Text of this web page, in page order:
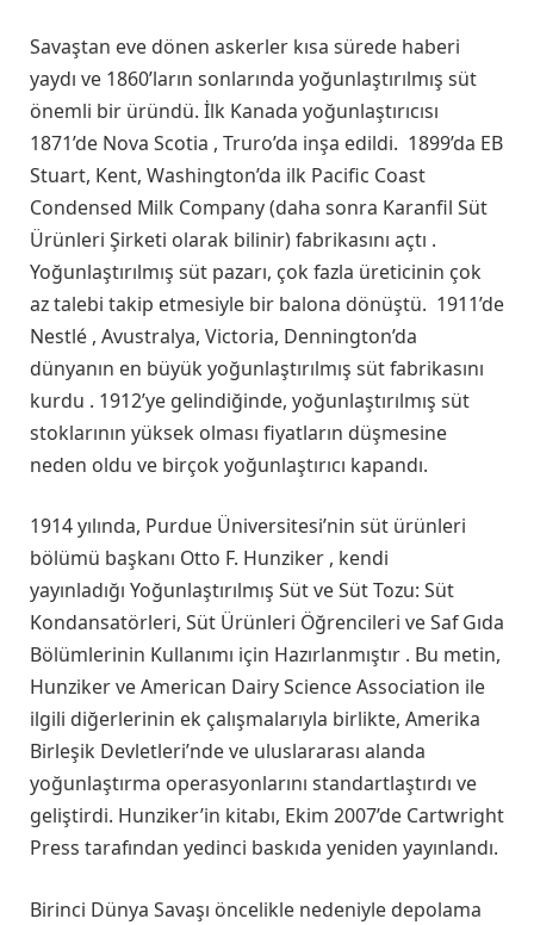
Savaştan eve dönen askerler kısa sürede haberi
yaydı ve 1860’ların sonlarında yoğunlaştırılmış süt
önemli bir üründü. İlk Kanada yoğunlaştırıcısı
1871’de Nova Scotia , Truro’da inşa edildi. 1899’da EB
Stuart, Kent, Washington’da ilk Pacific Coast
Condensed Milk Company (daha sonra Karanfil Süt
Ürünleri Şirketi olarak bilinir) fabrikasını açtı .
Yoğunlaştırılmış süt pazarı, çok fazla üreticinin çok
az talebi takip etmesiyle bir balona dönüştü. 1911’de
Nestlé , Avustralya, Victoria, Dennington’da
dünyanın en büyük yoğunlaştırılmış süt fabrikasını
kurdu . 1912’ye gelindiğinde, yoğunlaştırılmış süt
stoklarının yüksek olması fiyatların düşmesine
neden oldu ve birçok yoğunlaştırıcı kapandı.
1914 yılında, Purdue Üniversitesi’nin süt ürünleri
bölümü başkanı Otto F. Hunziker , kendi
yayınladığı Yoğunlaştırılmış Süt ve Süt Tozu: Süt
Kondansatörleri, Süt Ürünleri Öğrencileri ve Saf Gıda
Bölümlerinin Kullanımı için Hazırlanmıştır . Bu metin,
Hunziker ve American Dairy Science Association ile
ilgili diğerlerinin ek çalışmalarıyla birlikte, Amerika
Birleşik Devletleri’nde ve uluslararası alanda
yoğunlaştırma operasyonlarını standartlaştırdı ve
geliştirdi. Hunziker’in kitabı, Ekim 2007’de Cartwright
Press tarafından yedinci baskıda yeniden yayınlandı.
Birinci Dünya Savaşı öncelikle nedeniyle depolama